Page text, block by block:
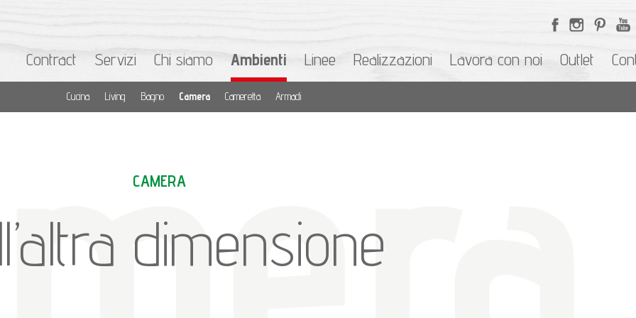
Contract Servizi Chi siamo Ambienti Linee Realizzazioni Lavora con noi Outlet
Cucina Living Bagno Camera Cameretta Armadi
CAMERA
dimensione